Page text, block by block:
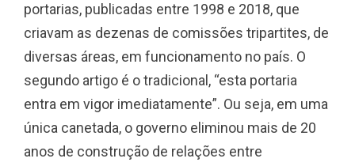
portarias, publicadas entre 1998 e 2018, que
criavam as dezenas de comissões tripartites, de
diversas áreas, em funcionamento no país. O
segundo artigo é o tradicional, “esta portaria
entra em vigor imediatamente”. Ou seja, em uma
única canetada, o governo eliminou mais de 20
anos de construção de relações entre